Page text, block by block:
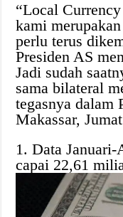
“Local
kami
perlu terus
Presiden AS
Jadi sudah
sama bilateral
tegasnya dalam
Makassar,
1. Data
capai 22,61